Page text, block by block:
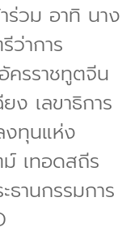
ร่วม อาทิ นาง
าการ
ครราชทูตจีน
ง เลขาธิการ
งทุนแห่ง
เทอดสถีร
านกรรมการ